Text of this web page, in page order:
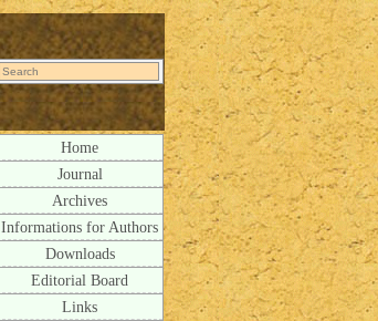
Home
Journal
Archives
Informations for Authors
Downloads
Editorial Board
Links